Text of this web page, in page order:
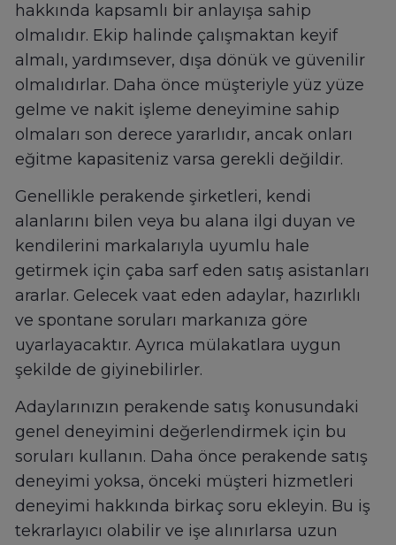
hakkında kapsamlı bir anlayışa sahip
olmalıdır. Ekip halinde çalışmaktan keyif
almalı, yardımsever, dışa dönük ve güvenilir
olmalıdırlar. Daha önce müşteriyle yüz yüze
gelme ve nakit işleme deneyimine sahip
olmaları son derece yararlıdır, ancak onları
eğitme kapasiteniz varsa gerekli değildir.
Genellikle perakende şirketleri, kendi
alanlarını bilen veya bu alana ilgi duyan ve
kendilerini markalarıyla uyumlu hale
getirmek için çaba sarf eden satış asistanları
ararlar. Gelecek vaat eden adaylar, hazırlıklı
ve spontane soruları markanıza göre
uyarlayacaktır. Ayrıca mülakatlara uygun
şekilde de giyinebilirler.
Adaylarınızın perakende satış konusundaki
genel deneyimini değerlendirmek için bu
soruları kullanın. Daha önce perakende satış
deneyimi yoksa, önceki müşteri hizmetleri
deneyimi hakkında birkaç soru ekleyin. Bu iş
tekrarlayıcı olabilir ve işe alınırlarsa uzun